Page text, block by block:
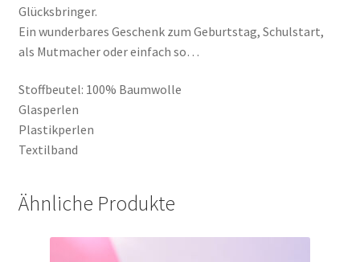
Glücksbringer.
Ein wunderbares Geschenk zum Geburtstag, Schulstart,
als Mutmacher oder einfach so…
Stoffbeutel: 100% Baumwolle
Glasperlen
Plastikperlen
Textilband
Ähnliche Produkte